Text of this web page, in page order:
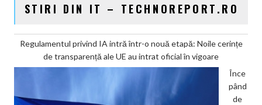
STIRI DIN IT – TECHNOREPORT.RO
Regulamentul privind IA intră într-o nouă etapă: Noile cerințe
de transparență ale UE au intrat oficial în vigoare
Înce
pând
de